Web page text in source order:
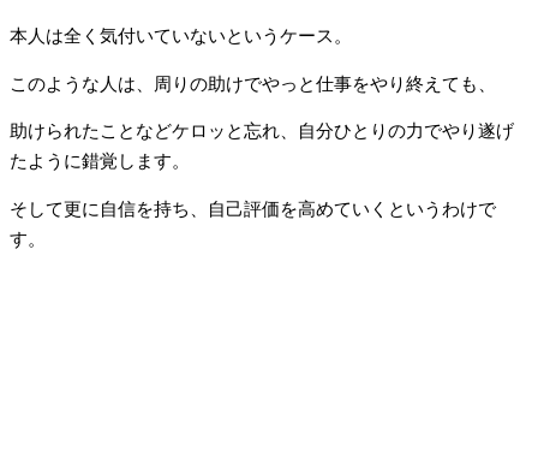
本人は全く気付いていないというケース。
このような人は、周りの助けでやっと仕事をやり終えても、
助けられたことなどケロッと忘れ、自分ひとりの力でやり遂げ
たように錯覚します。
そして更に自信を持ち、自己評価を高めていくというわけで
す。